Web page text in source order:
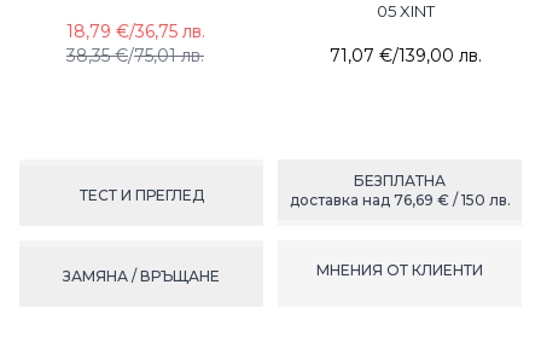
38,35 €/75,01 лв.
18,79 €/36,75 лв.
05 XINT
71,07 €/139,00 лв.
ТЕСТ И ПРЕГЛЕД
БЕЗПЛАТНА
доставка над 76,69 € / 150 лв.
ЗАМЯНА / ВРЪЩАНЕ МНЕНИЯ ОТ КЛИЕНТИ